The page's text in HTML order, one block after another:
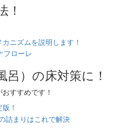
！
ニズムを説明します！
呂）の床対策に！
すすめです！
！